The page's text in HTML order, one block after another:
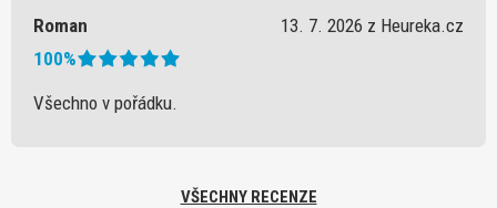
Roman
13. 7. 2026 z Heureka.cz
100%
Všechno v pořádku.
VŠECHNY RECENZE